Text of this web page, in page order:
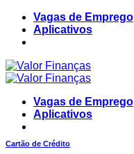
Skip
content
Vagas de Emprego
Aplicativos
Vagas de Emprego
Aplicativos
Cartão de Crédito